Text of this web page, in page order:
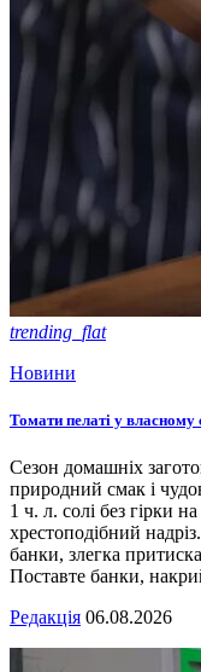
trending_flat
Новини
Томати пелаті у власному
Сезон домашніх
природний смак і
1 ч. л. солі без гірки
хрестоподібний
банки, злегка
Поставте банки,
Редакція 06.08.2026